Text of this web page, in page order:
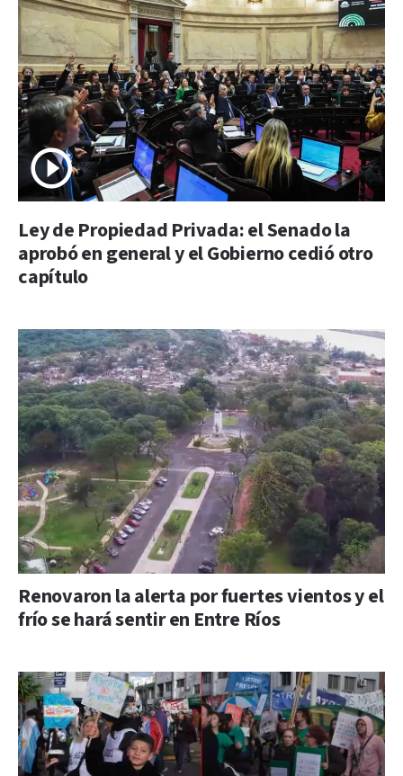
Ley de Propiedad Privada: el Senado la
aprobó en general y el Gobierno cedió otro
capítulo
Renovaron la alerta por fuertes vientos y el
frío se hará sentir en Entre Ríos